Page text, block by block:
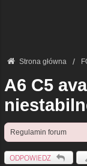
Strona główna
A6 C5
Regulamin forum
ODPOWIEDZ